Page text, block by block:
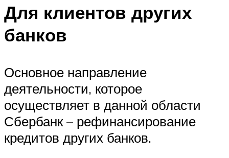
Для клиентов других
банков
Основное направление
деятельности, которое
осуществляет в данной области
Сбербанк – рефинансирование
кредитов других банков.